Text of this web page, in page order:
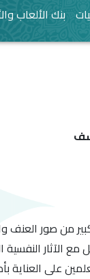
بنك الألعاب
من صور
النفسية
على العناية